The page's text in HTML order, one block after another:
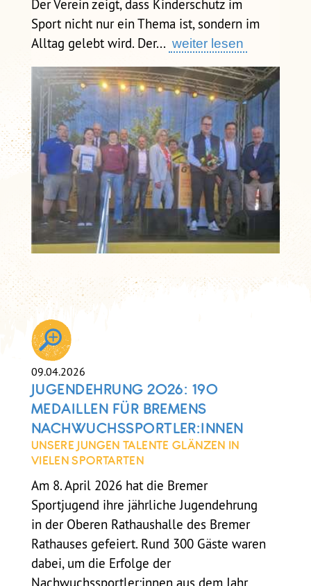
Der Verein zeigt, dass Kinderschutz im
Sport nicht nur ein Thema ist, sondern im
Alltag gelebt wird. Der... weiter lesen
09.04.2026
JUGENDEHRUNG 2026: 190
MEDAILLEN FÜR BREMENS
NACHWUCHSSPORTLER:INNEN
UNSERE JUNGEN TALENTE GLÄNZEN IN
VIELEN SPORTARTEN
Am 8. April 2026 hat die Bremer
Sportjugend ihre jährliche Jugendehrung
in der Oberen Rathaushalle des Bremer
Rathauses gefeiert. Rund 300 Gäste waren
dabei, um die Erfolge der
Nachwuchssportler:innen aus dem Jahr